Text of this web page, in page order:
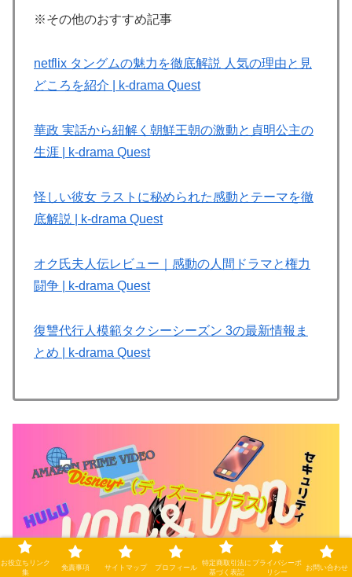
※その他のおすすめ記事
netflix タングムの魅力を徹底解説 人気の理由と見
どころを紹介 | k-drama Quest
華政 実話から紐解く朝鮮王朝の激動と貞明公主の
生涯 | k-drama Quest
怪しい彼女 ラストに秘められた感動とテーマを徹
底解説 | k-drama Quest
オク氏夫人伝レビュー｜感動の人間ドラマと権力
闘争 | k-drama Quest
復讐代行人模範タクシーシーズン 3の最新情報ま
とめ | k-drama Quest
お役立ちリンク
集
免責事項 サイトマップ プロフィール
特定商取引法に
基づく表記
プライバシーポ
リシー
お問い合わせ